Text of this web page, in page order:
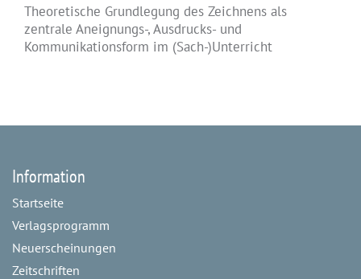
Theoretische Grundlegung des Zeichnens als
zentrale Aneignungs-, Ausdrucks- und
Kommunikationsform im (Sach-)Unterricht
Information
Startseite
Verlagsprogramm
Neuerscheinungen
Zeitschriften